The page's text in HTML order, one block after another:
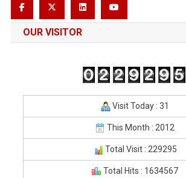
OUR VISITOR
Visit Today : 31
This Month : 2012
Total Visit : 229295
Total Hits : 1634567